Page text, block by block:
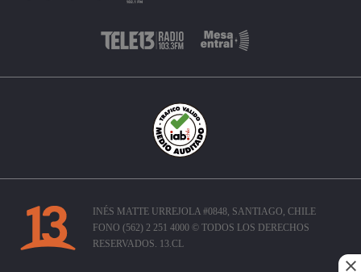
INÉS MATTE URREJOLA #0848, SANTIAGO, CHILE
FONO (562) 2 251 4000 © TODOS LOS DERECHOS
RESERVADOS. 13.CL